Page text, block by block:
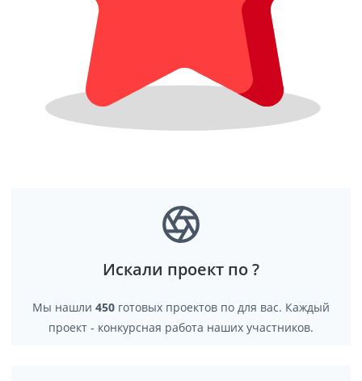
Искали проект по ?
Мы нашли 450 готовых проектов по для вас. Каждый
проект - конкурсная работа наших участников.